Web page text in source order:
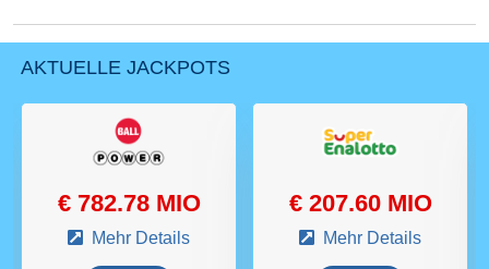
AKTUELLE JACKPOTS
€ 782.78 MIO
Mehr Details
€ 207.60 MIO
Mehr Details